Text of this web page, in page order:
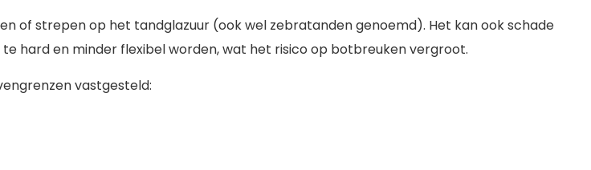
of strepen op het tandglazuur (ook wel zebratanden genoemd). Het kan ook schade
hard en minder flexibel worden, wat het risico op botbreuken vergroot.
vastgesteld: